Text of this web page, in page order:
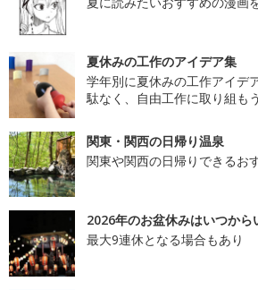
夏休みの工作のアイデア集
学年別に夏休みの工作アイデ
駄なく、自由工作に取り組も
関東・関西の日帰り温泉
関東や関西の日帰りできるお
2026年のお盆休みはいつから
最大9連休となる場合もあり